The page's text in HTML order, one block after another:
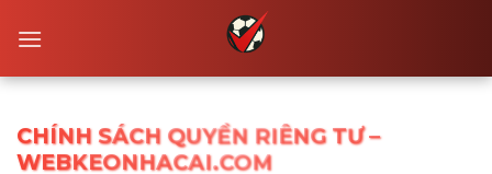
best independent casino uk
independent online casinos
CHÍNH SÁCH QUYỀN RIÊNG TƯ –
WEBKEONHACAI.COM